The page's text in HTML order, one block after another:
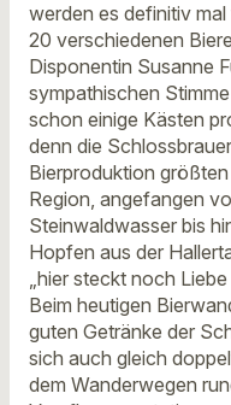
werden es definitiv
20 verschiedenen
Disponentin Susanne
sympathischen
schon einige Kästen
denn die
Bierproduktion
Region, angefangen
Steinwaldwasser bis
Hopfen aus der
„hier steckt noch
Beim heutigen
guten Getränke der
sich auch gleich
dem Wanderwegen